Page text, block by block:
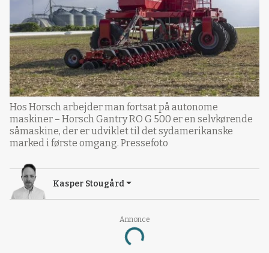
Annonce
Loading...
Hos Horsch arbejder man fortsat på autonome
maskiner – Horsch Gantry RO G 500 er en selvkørende
såmaskine, der er udviklet til det sydamerikanske
marked i første omgang. Pressefoto
Kasper Stougård